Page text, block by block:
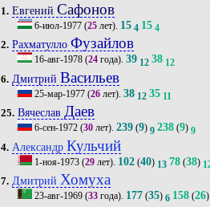
1. Евгений Сафонов
6-июл-1977(25лет). 15 4 15 4
2. Рахматулло Фузайлов
16-авг-1978(24года). 39 12 38 12
6. Дмитрий Васильев
25-мар-1977(26лет). 38 12 35 11
25. Вячеслав Даев
6-сен-1972(30лет). 239(9) 9 238(9) 9
4. Александр Кульчий
1-ноя-1973(29лет). 102(40) 13 78(38)
7. Дмитрий Хомуха
23-авг-1969(33года). 177(35) 6 158(26)